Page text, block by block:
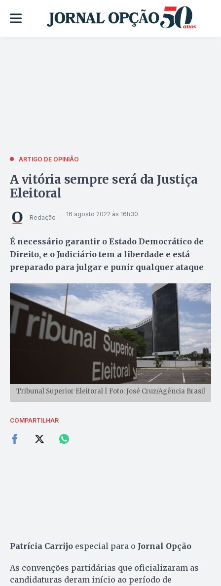
ARTIGO DE OPINIÃO
A vitória sempre será da Justiça
Eleitoral
Redação 16 agosto 2022 às 16h30
É necessário garantir o Estado Democrático de
Direito, e o Judiciário tem a liberdade e está
preparado para julgar e punir qualquer ataque
Tribunal Superior Eleitoral | Foto: José Cruz/Agência Brasil
COMPARTILHAR
Patrícia Carrijo especial para o Jornal Opção
As convenções partidárias que oficializaram as
candidaturas deram início ao período de